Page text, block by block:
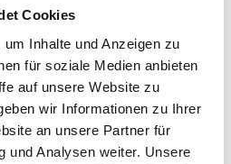
Cookies
Inhalte und Anzeigen zu
für soziale Medien anbieten
auf unsere Website zu
wir Informationen zu Ihrer
an unsere Partner für
und Analysen weiter. Unsere